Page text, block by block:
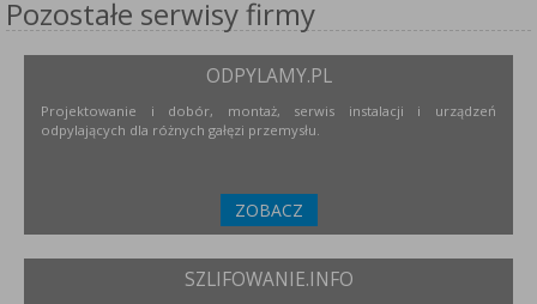
Pozostałe serwisy firmy
ODPYLAMY.PL
Projektowanie i dobór, montaż, serwis instalacji i urządzeń
odpylających dla różnych gałęzi przemysłu.
ZOBACZ
SZLIFOWANIE.INFO